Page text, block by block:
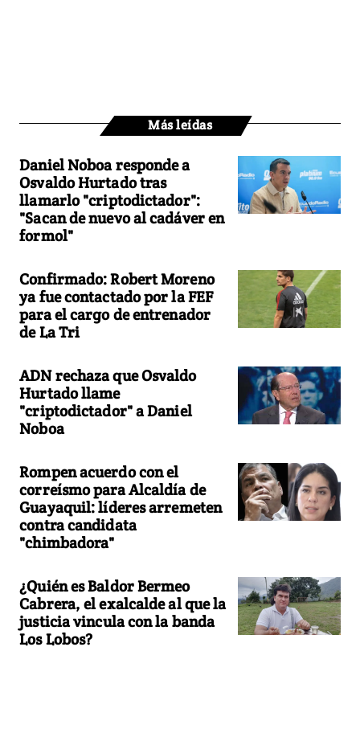
Más leídas
Daniel Noboa responde a
Osvaldo Hurtado tras
llamarlo "criptodictador":
"Sacan de nuevo al cadáver en
formol"
Confirmado: Robert Moreno
ya fue contactado por la FEF
para el cargo de entrenador
de La Tri
ADN rechaza que Osvaldo
Hurtado llame
"criptodictador" a Daniel
Noboa
Rompen acuerdo con el
correísmo para Alcaldía de
Guayaquil: líderes arremeten
contra candidata
"chimbadora"
¿Quién es Baldor Bermeo
Cabrera, el exalcalde al que la
justicia vincula con la banda
Los Lobos?